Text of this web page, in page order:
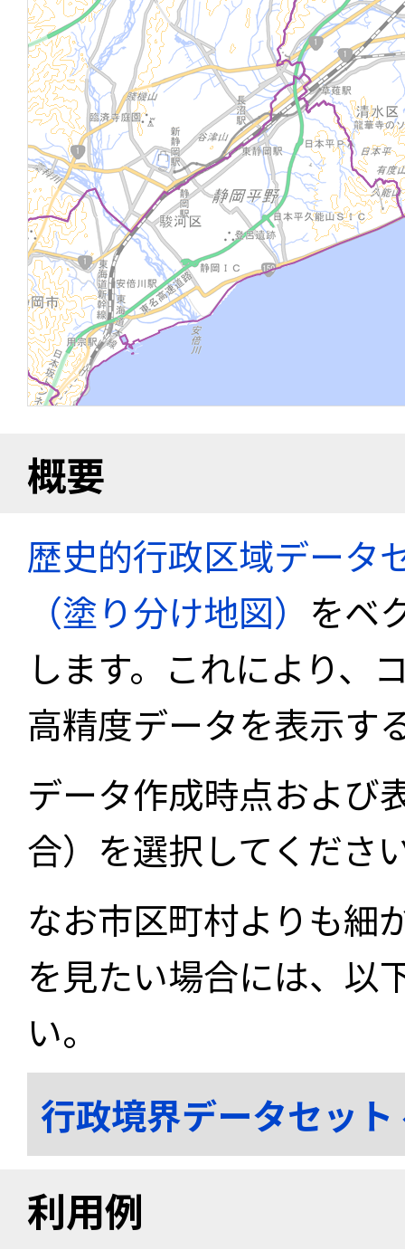
概要
歴史的行政区域データ
（塗り分け地図） をベ
します。これにより、
高精度データを表示す
データ作成時点および
合）を選択してくださ
なお市区町村よりも細
を見たい場合には、以
い。
行政境界データセッ
利用例